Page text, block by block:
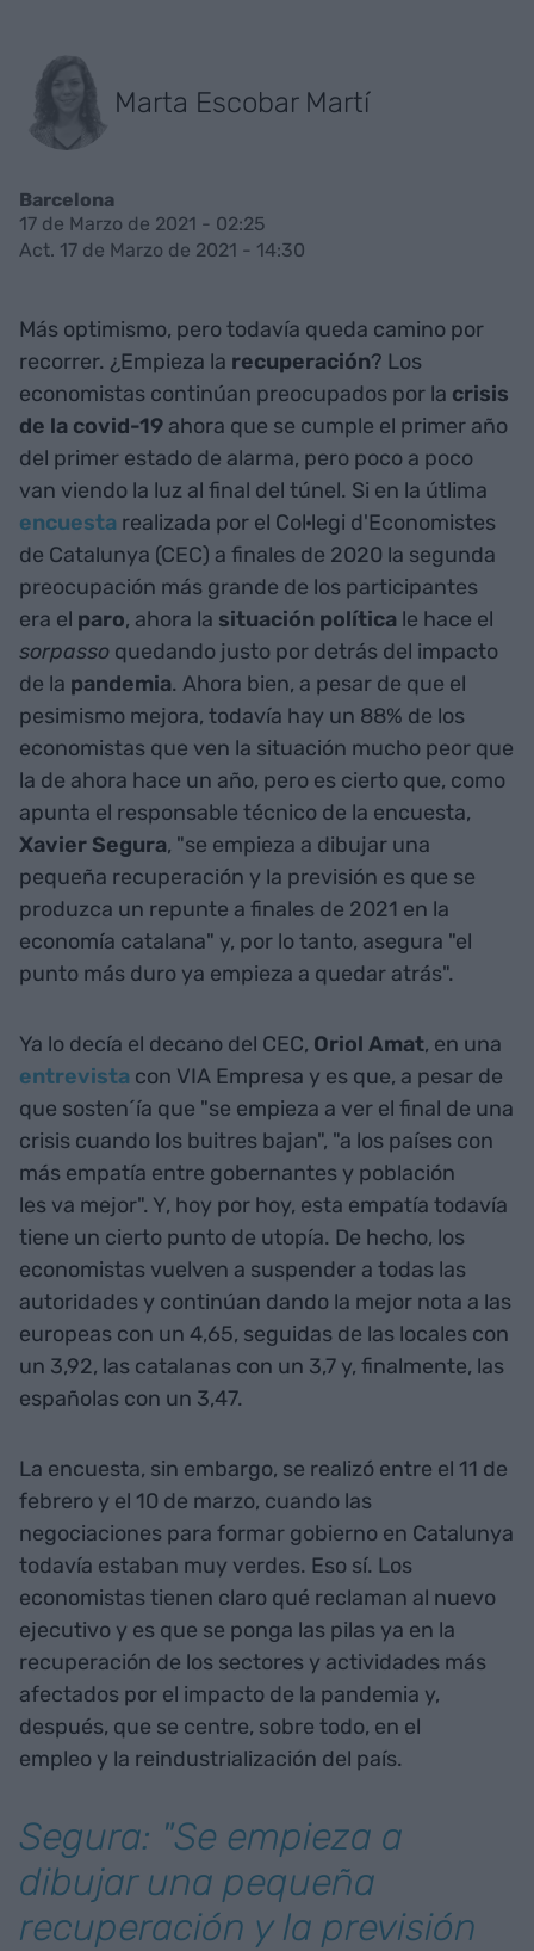
Marta Escobar Martí
Barcelona
17 de Marzo de 2021 - 02:25
Act. 17 de Marzo de 2021 - 14:30
Más optimismo, pero todavía queda camino por
recorrer. ¿Empieza la recuperación? Los
economistas continúan preocupados por la crisis
de la covid-19 ahora que se cumple el primer año
del primer estado de alarma, pero poco a poco
van viendo la luz al final del túnel. Si en la útlima
encuesta realizada por el Col·legi d'Economistes
de Catalunya (CEC) a finales de 2020 la segunda
preocupación más grande de los participantes
era el paro, ahora la situación política le hace el
sorpasso quedando justo por detrás del impacto
de la pandemia. Ahora bien, a pesar de que el
pesimismo mejora, todavía hay un 88% de los
economistas que ven la situación mucho peor que
la de ahora hace un año, pero es cierto que, como
apunta el responsable técnico de la encuesta,
Xavier Segura, "se empieza a dibujar una
pequeña recuperación y la previsión es que se
produzca un repunte a finales de 2021 en la
economía catalana" y, por lo tanto, asegura "el
punto más duro ya empieza a quedar atrás".
Ya lo decía el decano del CEC, Oriol Amat, en una
entrevista con VIA Empresa y es que, a pesar de
que sosten´ía que "se empieza a ver el final de una
crisis cuando los buitres bajan", "a los países con
más empatía entre gobernantes y población
les va mejor". Y, hoy por hoy, esta empatía todavía
tiene un cierto punto de utopía. De hecho, los
economistas vuelven a suspender a todas las
autoridades y continúan dando la mejor nota a las
europeas con un 4,65, seguidas de las locales con
un 3,92, las catalanas con un 3,7 y, finalmente, las
españolas con un 3,47.
La encuesta, sin embargo, se realizó entre el 11 de
febrero y el 10 de marzo, cuando las
negociaciones para formar gobierno en Catalunya
todavía estaban muy verdes. Eso sí. Los
economistas tienen claro qué reclaman al nuevo
ejecutivo y es que se ponga las pilas ya en la
recuperación de los sectores y actividades más
afectados por el impacto de la pandemia y,
después, que se centre, sobre todo, en el
empleo y la reindustrialización del país.
Segura: "Se empieza a
dibujar una pequeña
recuperación y la previsión